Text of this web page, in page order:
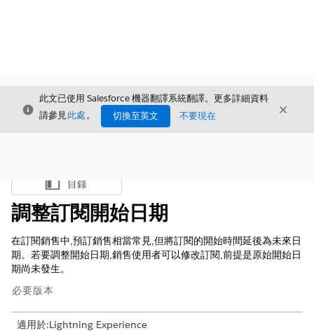
結束
此文已使用 Salesforce 機器翻譯系統翻譯。更多詳細資料
請參見此處。 切換至英文 不要現在 結束
顯示目錄
目錄
調整訂閱開始日期
在訂閱銷售中,預訂銷售相當常見,但將訂閱的開始時間延後為未來日
期。若要調整開始日期,銷售使用者可以修改訂閱,前提是原始開始日
期尚未發生。
必要版本
適用於:Lightning Experience